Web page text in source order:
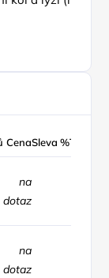
CenaSleva %Typ
na
dotaz
na
dotaz